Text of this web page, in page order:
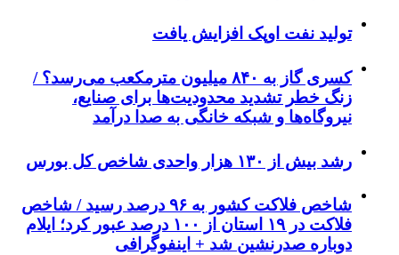
تولید نفت اوپک افزایش یافت
کسری گاز به ۸۴۰ میلیون مترمکعب می‌رسد؟ /
زنگ خطر تشدید محدودیت‌ها برای صنایع،
نیروگاه‌ها و شبکه خانگی به صدا درآمد
رشد بیش از ۱۳۰ هزار واحدی شاخص کل بورس
شاخص فلاکت کشور به ۹۶ درصد رسید / شاخص
فلاکت در ۱۹ استان از ۱۰۰ درصد عبور کرد؛ ایلام
دوباره صدرنشین شد + اینفوگرافی